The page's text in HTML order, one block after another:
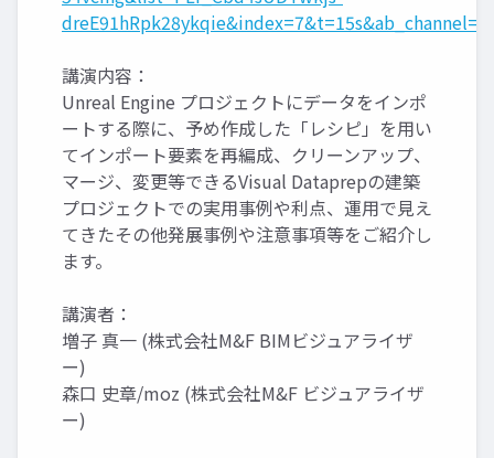
講演内容：
Unreal Engine プロジェクトにデータをインポ
ートする際に、予め作成した「レシピ」を用い
てインポート要素を再編成、クリーンアップ、
マージ、変更等できるVisual Dataprepの建築
プロジェクトでの実用事例や利点、運用で見え
てきたその他発展事例や注意事項等をご紹介し
ます。
講演者：
増子 真一 (株式会社M&F BIMビジュアライザ
ー)
森口 史章/moz (株式会社M&F ビジュアライザ
ー)